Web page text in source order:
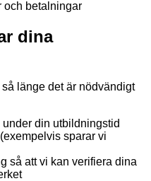
och betalningar
dina
länge det är nödvändigt
din utbildningstid
sparar vi
så att vi kan verifiera dina